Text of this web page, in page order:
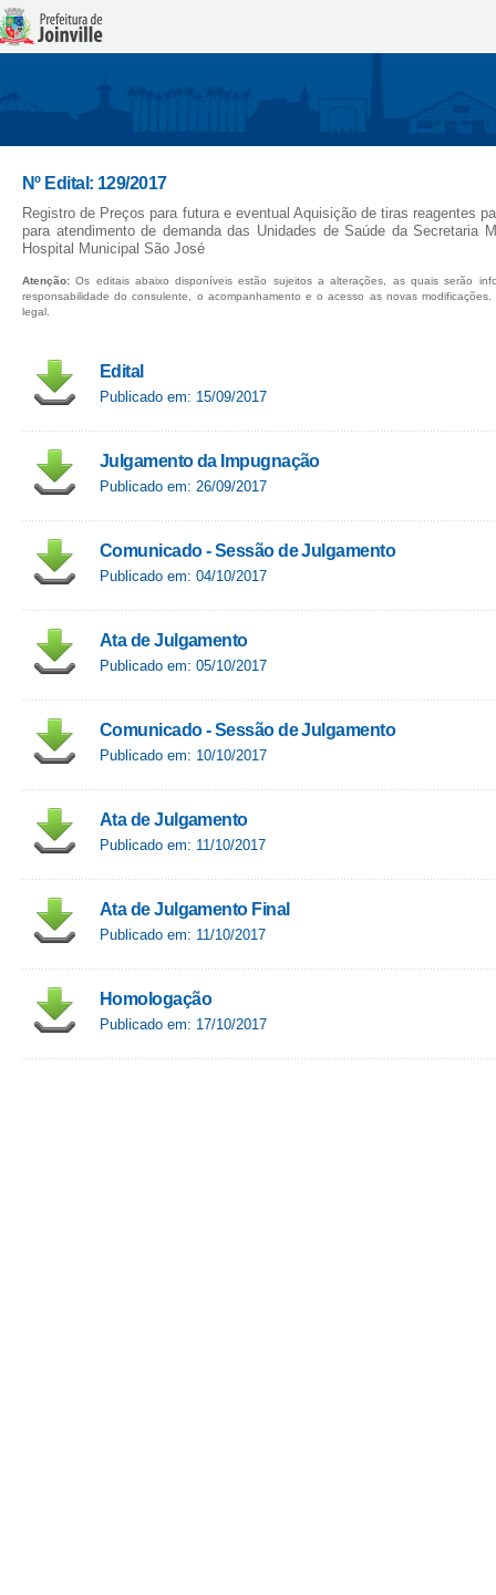
Nº Edital: 129/2017
Registro de Preços para futura e eventual Aquisição de tiras reagentes
para atendimento de demanda das Unidades de Saúde da Secretaria
Hospital Municipal São José
Atenção: Os editais abaixo disponíveis estão sujeitos a alterações, as quais serão
responsabilidade do consulente, o acompanhamento e o acesso as novas
legal.
Edital
Publicado em: 15/09/2017
Julgamento da Impugnação
Publicado em: 26/09/2017
Comunicado - Sessão de Julgamento
Publicado em: 04/10/2017
Ata de Julgamento
Publicado em: 05/10/2017
Comunicado - Sessão de Julgamento
Publicado em: 10/10/2017
Ata de Julgamento
Publicado em: 11/10/2017
Ata de Julgamento Final
Publicado em: 11/10/2017
Homologação
Publicado em: 17/10/2017